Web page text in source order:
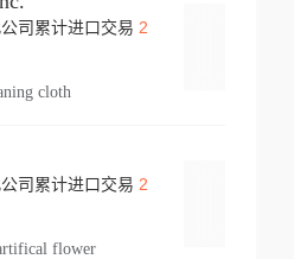
司累计进口交易 2
cloth
司累计进口交易 2
flower